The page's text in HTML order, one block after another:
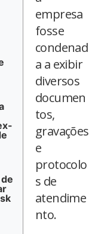
empresa
fosse
condenad
a a exibir
diversos
documen
tos,
gravações
e
protocolo
s de
atendime
nto.